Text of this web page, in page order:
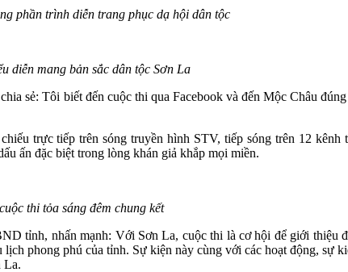
phần trình diễn trang phục dạ hội dân tộc
diễn mang bản sắc dân tộc Sơn La
sẻ: Tôi biết đến cuộc thi qua Facebook và đến Mộc Châu
trực tiếp trên sóng truyền hình STV, tiếp sóng trên 12
ấn đặc biệt trong lòng khán giả khắp mọi miền.
thi tỏa sáng đêm chung kết
tỉnh, nhấn mạnh: Với Sơn La, cuộc thi là cơ hội để giới thiệu
phong phú của tỉnh. Sự kiện này cùng với các hoạt động, sự
La.